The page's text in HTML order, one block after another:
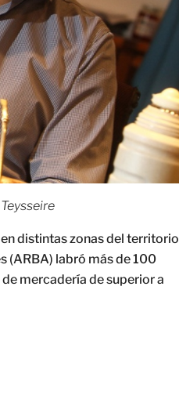
distintas zonas del territorio
(ARBA) labró más de 100
mercadería de superior a